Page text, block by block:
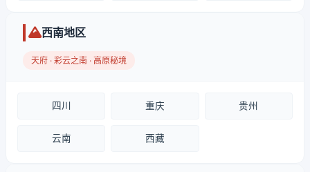
西南地区
天府 · 彩云之南 · 高原秘境
四川 重庆 贵州
云南 西藏